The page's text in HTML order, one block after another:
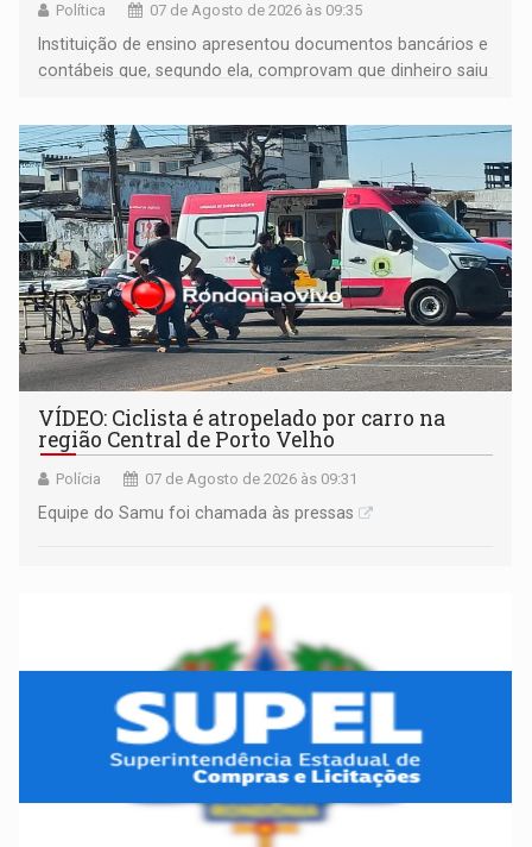
Política 07 de Agosto de 2026 às 09:35
Instituição de ensino apresentou documentos bancários e
contábeis que, segundo ela, comprovam que dinheiro saiu
apreendido quando já estava dentro da sede da entidade
— em pleno ano eleitoral em Rondônia
VÍDEO: Ciclista é atropelado por carro na
região Central de Porto Velho
Polícia 07 de Agosto de 2026 às 09:31
Equipe do Samu foi chamada às pressas